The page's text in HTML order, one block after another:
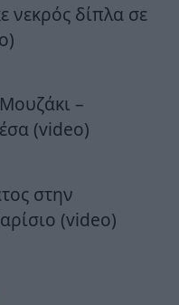
νεκρός δίπλα σε
–
(video)
στην
(video)